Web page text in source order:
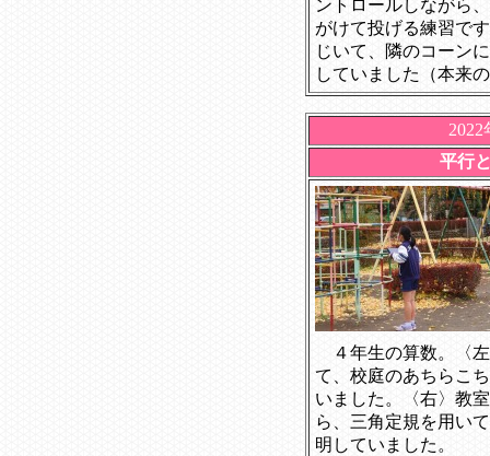
ントロールしながら
がけて投げる練習で
じいて、隣のコーン
していました（本来
平行
４年生の算数。〈
て、校庭のあちらこ
いました。〈右〉教
ら、三角定規を用い
明していました。